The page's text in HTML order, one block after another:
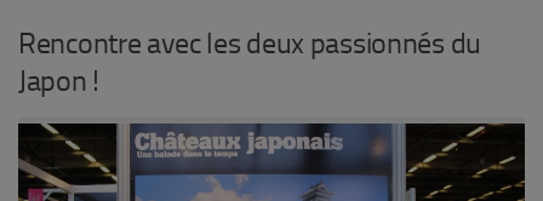
Rencontre avec les deux passionnés du
Japon !